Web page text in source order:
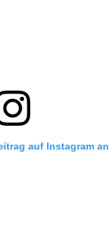
auf Instagram an